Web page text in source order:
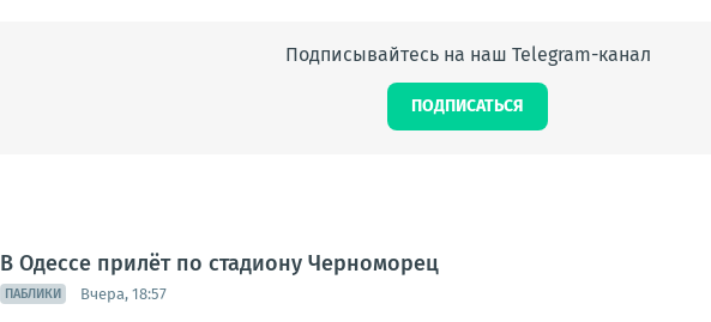
Подписывайтесь на наш Telegram-канал
ПОДПИСАТЬСЯ
В Одессе прилёт по стадиону Черноморец
ПАБЛИКИ Вчера, 18:57